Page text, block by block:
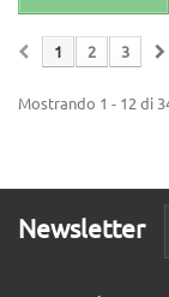
1 2 3
Mostrando 1 - 12 di
Newsletter